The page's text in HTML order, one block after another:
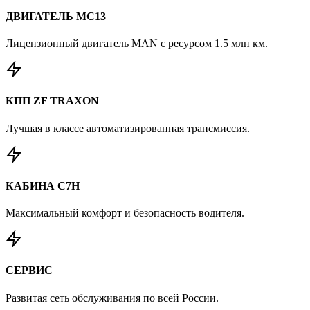
ДВИГАТЕЛЬ MC13
Лицензионный двигатель MAN с ресурсом 1.5 млн км.
КПП ZF TRAXON
Лучшая в классе автоматизированная трансмиссия.
КАБИНА C7H
Максимальный комфорт и безопасность водителя.
СЕРВИС
Развитая сеть обслуживания по всей России.